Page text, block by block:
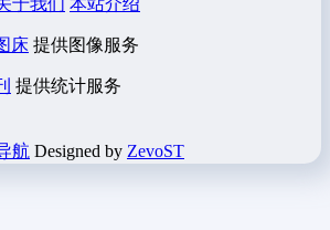
于我们 本站介绍
床 提供图像服务
提供统计服务
航 Designed by ZevoST